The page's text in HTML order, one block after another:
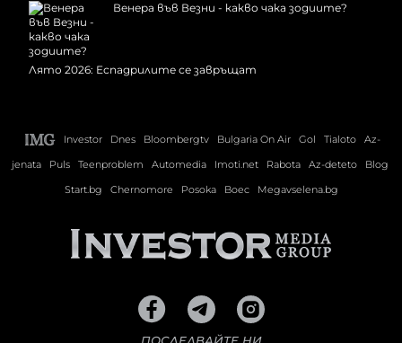
Венера във Везни - какво чака зодиите?
Лято 2026: Еспадрилите се завръщат
Investor Dnes Bloombergtv Bulgaria On Air Gol Tialoto
Az-
jenata
Puls Teenproblem Automedia Imoti.net Rabota Az-deteto
Blog
Start.bg
Chernomore Posoka Boec Megavselena.bg